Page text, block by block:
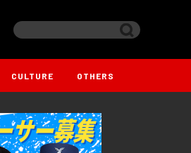
CULTURE OTHERS